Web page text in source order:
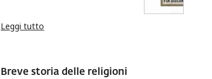
Leggi tutto
Breve storia delle religioni